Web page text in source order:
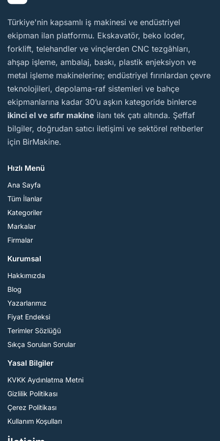
BirMakine
Türkiye'nin kapsamlı iş makinesi ve endüstriyel
ekipman ilan platformu. Ekskavatör, beko loder,
forklift, telehandler ve vinçlerden CNC tezgâhları,
ahşap işleme, ambalaj, baskı, plastik enjeksiyon ve
metal işleme makinelerine; endüstriyel fırınlardan çevre
teknolojileri, depolama-raf sistemleri ve bahçe
ekipmanlarına kadar 30’u aşkın kategoride binlerce
ikinci el ve sıfır makine ilanı tek çatı altında. Şeffaf
bilgiler, doğrudan satıcı iletişimi ve sektörel rehberler
için BirMakine.
Hızlı Menü
Ana Sayfa
Tüm İlanlar
Kategoriler
Markalar
Firmalar
Kurumsal
Hakkımızda
Blog
Yazarlarımız
Fiyat Endeksi
Terimler Sözlüğü
Sıkça Sorulan Sorular
Yasal Bilgiler
KVKK Aydınlatma Metni
Gizlilik Politikası
Çerez Politikası
Kullanım Koşulları